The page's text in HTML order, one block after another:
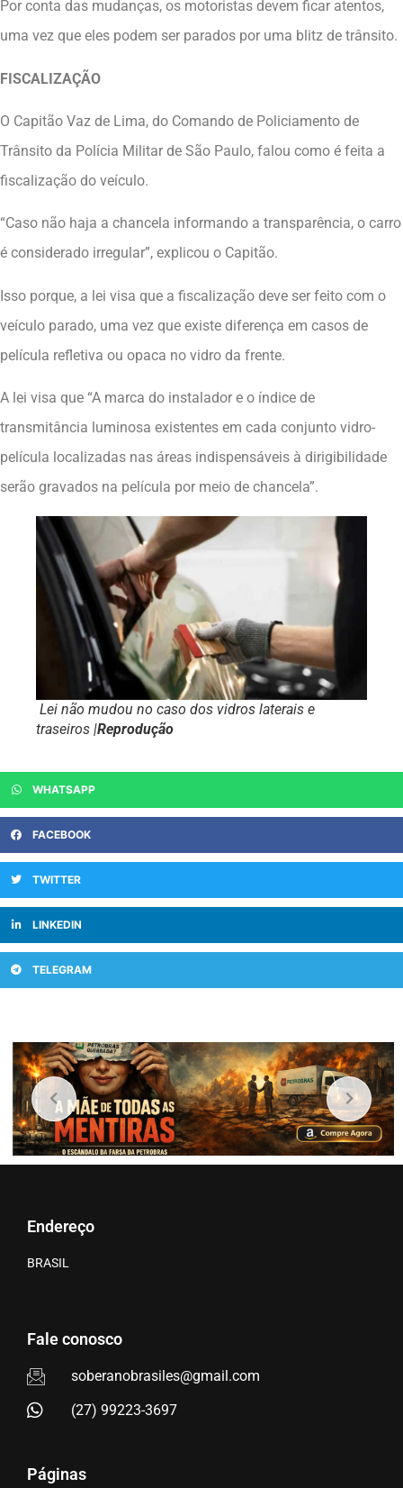
Por conta das mudanças, os motoristas devem ficar atentos,
uma vez que eles podem ser parados por uma blitz de trânsito.
FISCALIZAÇÃO
O Capitão Vaz de Lima, do Comando de Policiamento de
Trânsito da Polícia Militar de São Paulo, falou como é feita a
fiscalização do veículo.
“Caso não haja a chancela informando a transparência, o carro
é considerado irregular”, explicou o Capitão.
Isso porque, a lei visa que a fiscalização deve ser feito com o
veículo parado, uma vez que existe diferença em casos de
película refletiva ou opaca no vidro da frente.
A lei visa que “A marca do instalador e o índice de
transmitância luminosa existentes em cada conjunto vidro-
película localizadas nas áreas indispensáveis à dirigibilidade
serão gravados na película por meio de chancela”.
Lei não mudou no caso dos vidros laterais e
traseiros |Reprodução
WHATSAPP
FACEBOOK
TWITTER
LINKEDIN
TELEGRAM
Endereço
BRASIL
Fale conosco
soberanobrasiles@gmail.com
(27) 99223-3697
Páginas